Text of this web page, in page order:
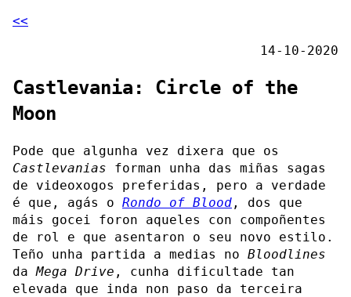
<<
14-10-2020
Castlevania: Circle of the
Moon
Pode que algunha vez dixera que os
Castlevanias forman unha das miñas sagas
de videoxogos preferidas, pero a verdade
é que, agás o Rondo of Blood , dos que
máis gocei foron aqueles con compoñentes
de rol e que asentaron o seu novo estilo.
Teño unha partida a medias no Bloodlines
daMega Drive , cunha dificultade tan
elevada que inda non paso da terceira